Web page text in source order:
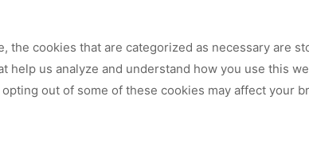
cookies that are categorized as necessary are
us analyze and understand how you use this
out of some of these cookies may affect your